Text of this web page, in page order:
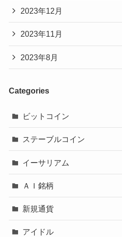
2023年12月
2023年11月
2023年8月
Categories
ビットコイン
ステーブルコイン
イーサリアム
ＡＩ銘柄
新規通貨
アイドル